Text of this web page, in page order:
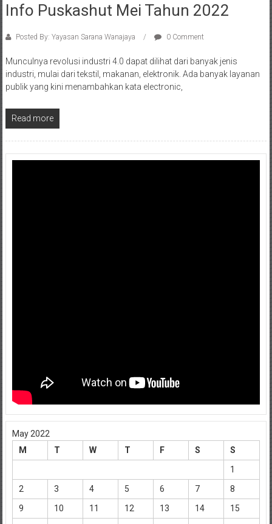
Info Puskashut Mei Tahun 2022
Posted By: Yayasan Sarana Wanajaya 0 Comment
Munculnya revolusi industri 4.0 dapat dilihat dari banyak jenis
industri, mulai dari tekstil, makanan, elektronik. Ada banyak layanan
publik yang kini menambahkan kata electronic,
Read more
May 2022
M
T W T F S
S
1
2
3 4 5 6 7
8
9
10 11 12 13 14
15